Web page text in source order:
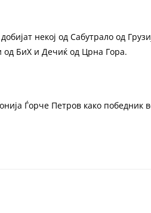
некој од Сабутрало од
од БиХ и Дечиќ од Црна Гора.
Ѓорче Петров како победник